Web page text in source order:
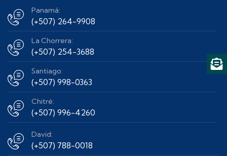
Panamá:
(+507) 264-9908
La Chorrera:
(+507) 254-3688
Santiago:
(+507) 998-0363
Chitré:
(+507) 996-4260
David:
(+507) 788-0018